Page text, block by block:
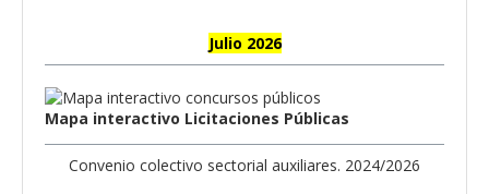
Julio 2026
Mapa interactivo Licitaciones Públicas
Convenio colectivo sectorial auxiliares. 2024/2026